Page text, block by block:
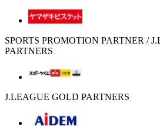
SPORTS PROMOTION PARTNER /
PARTNERS
J.LEAGUE GOLD PARTNERS